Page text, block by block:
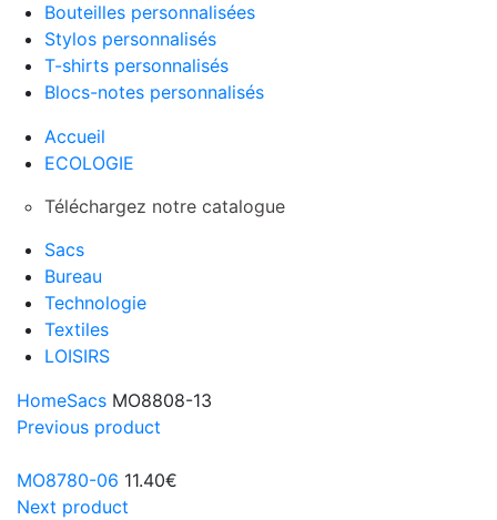
Bouteilles personnalisées
Stylos personnalisés
T-shirts personnalisés
Blocs-notes personnalisés
Accueil
ECOLOGIE
Téléchargez notre catalogue
Sacs
Bureau
Technologie
Textiles
LOISIRS
HomeSacs MO8808-13
Previous product
MO8780-06 11.40€
Next product